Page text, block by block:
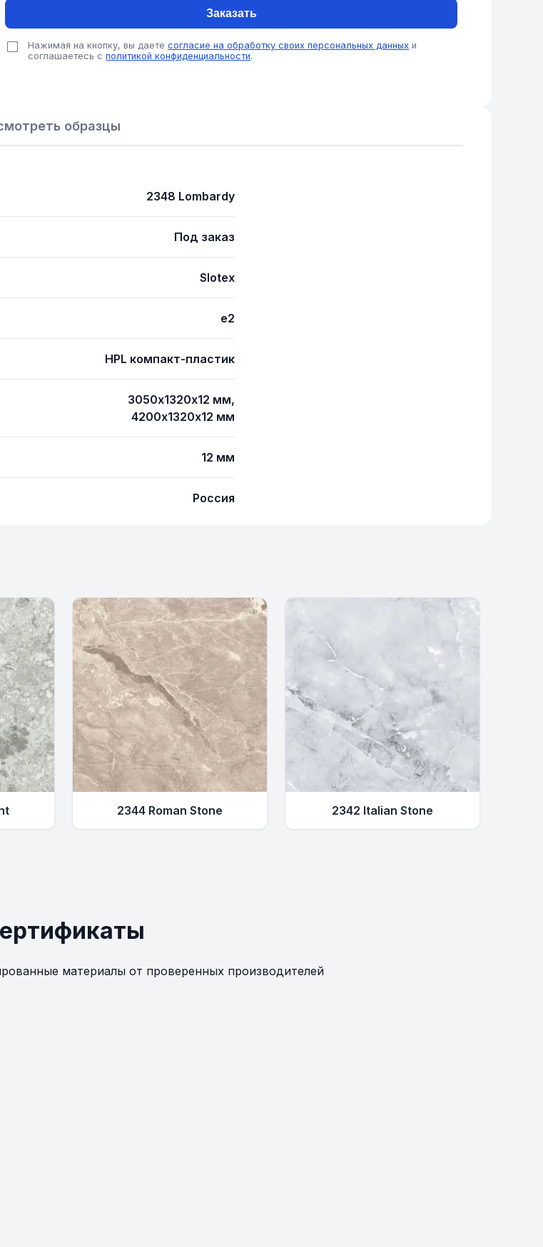
Заказать
Нажимая на кнопку, вы даетесогласие на обработку своих персональных данных и
соглашаетесь сполитикой конфиденциальности.
образцы
2348 Lombardy
Под заказ
Slotex
e2
HPL компакт-пластик
3050х1320х12 мм,
4200х1320х12 мм
12 мм
Россия
2344 Roman Stone 2342 Italian Stone
материалы от проверенных производителей